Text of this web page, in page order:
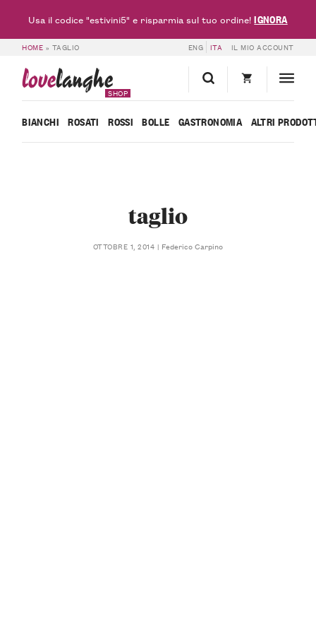
HOME » TAGLIO ENG ITA IL MIO ACCOUNT
lovelanghe
SHOP
BIANCHI ROSATI ROSSI BOLLE GASTRONOMIA ALTRI
taglio
OTTOBRE 1, 2014 Federico Carpino
Usa il codice "estivini5" e risparmia sul tuo ordine!IGNORA